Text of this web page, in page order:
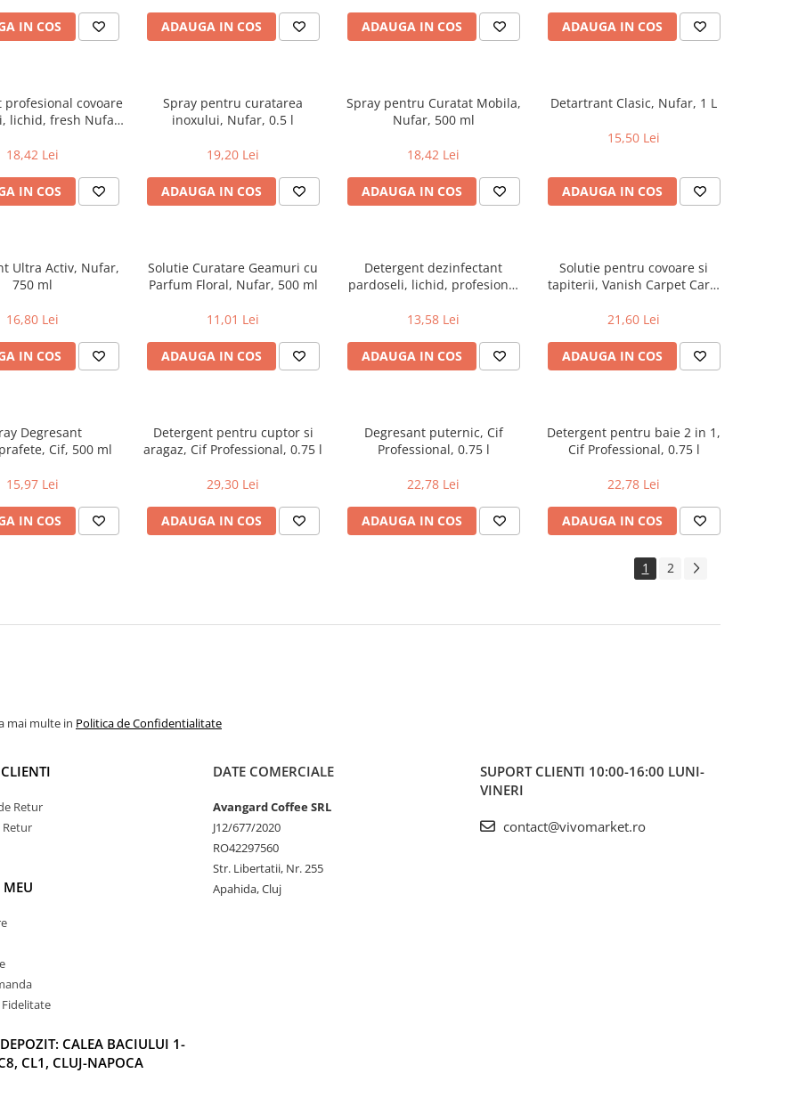
IN COS ADAUGA IN COS ADAUGA IN COS ADAUGA IN COS
profesional covoare
lichid, fresh Nufar,
18,42 Lei
IN COS
Spray pentru curatarea
inoxului, Nufar, 0.5 l
19,20 Lei
ADAUGA IN COS
Spray pentru Curatat Mobila,
Nufar, 500 ml
18,42 Lei
ADAUGA IN COS
Detartrant Clasic, Nufar, 1 L
15,50 Lei
ADAUGA IN COS
Ultra Activ, Nufar,
750 ml
16,80 Lei
IN COS
Solutie Curatare Geamuri cu
Parfum Floral, Nufar, 500 ml
11,01 Lei
ADAUGA IN COS
Detergent dezinfectant
pardoseli, lichid, profesional
13,58 Lei
ADAUGA IN COS
Solutie pentru covoare si
tapiterii, Vanish Carpet Care,
21,60 Lei
ADAUGA IN COS
Degresant
Cif, 500 ml
15,97 Lei
IN COS
Detergent pentru cuptor si
aragaz, Cif Professional, 0.75 l
29,30 Lei
ADAUGA IN COS
Degresant puternic, Cif
Professional, 0.75 l
22,78 Lei
ADAUGA IN COS
Detergent pentru baie 2 in 1,
Cif Professional, 0.75 l
22,78 Lei
ADAUGA IN COS
1 2
mai multe in Politica de Confidentialitate
Retur
Retur
CALEA BACIULUI 1-
CL1, CLUJ-NAPOCA
DATE COMERCIALE
Avangard Coffee SRL
J12/677/2020
RO42297560
Str. Libertatii, Nr. 255
Apahida, Cluj
SUPORT CLIENTI 10:00-16:00 LUNI-
VINERI
contact@vivomarket.ro